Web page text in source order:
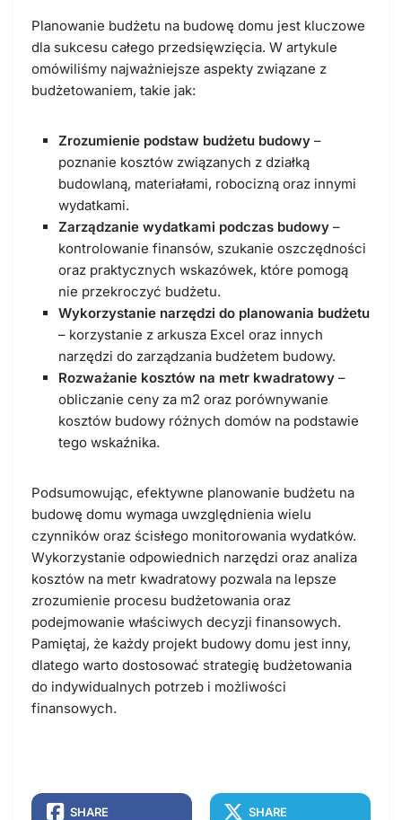
Planowanie budżetu na budowę domu jest kluczowe
dla sukcesu całego przedsięwzięcia. W artykule
omówiliśmy najważniejsze aspekty związane z
budżetowaniem, takie jak:
Zrozumienie podstaw budżetu budowy –
poznanie kosztów związanych z działką
budowlaną, materiałami, robocizną oraz innymi
wydatkami.
Zarządzanie wydatkami podczas budowy –
kontrolowanie finansów, szukanie oszczędności
oraz praktycznych wskazówek, które pomogą
nie przekroczyć budżetu.
Wykorzystanie narzędzi do planowania budżetu
– korzystanie z arkusza Excel oraz innych
narzędzi do zarządzania budżetem budowy.
Rozważanie kosztów na metr kwadratowy –
obliczanie ceny za m2 oraz porównywanie
kosztów budowy różnych domów na podstawie
tego wskaźnika.
Podsumowując, efektywne planowanie budżetu na
budowę domu wymaga uwzględnienia wielu
czynników oraz ścisłego monitorowania wydatków.
Wykorzystanie odpowiednich narzędzi oraz analiza
kosztów na metr kwadratowy pozwala na lepsze
zrozumienie procesu budżetowania oraz
podejmowanie właściwych decyzji finansowych.
Pamiętaj, że każdy projekt budowy domu jest inny,
dlatego warto dostosować strategię budżetowania
do indywidualnych potrzeb i możliwości
finansowych.
SHARE SHARE